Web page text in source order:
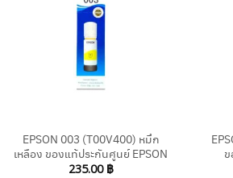
EPSON 003 (T00V400) หมึก
เหลือง ของแท้ประกันศูนย์ EPSON
235.00 ฿